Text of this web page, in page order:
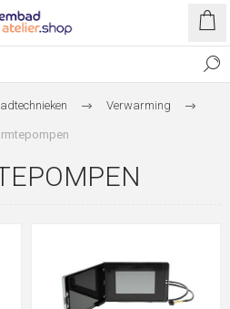
Verwarming